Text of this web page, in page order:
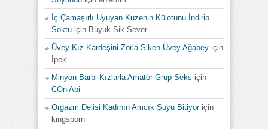
İç Çamaşırlı Uyuyan Kuzenin Külotunu İndirip
Soktu için Büyük Sik Sever
Üvey Kız Kardeşini Zorla Siken Üvey Ağabey için
İpek
Minyon Barbi Kızlarla Amatör Grup Seks için
COniAbi
Orgazm Delisi Kadının Amcık Suyu Bitiyoriçin
kingsporn